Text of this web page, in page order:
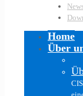
Home
Über